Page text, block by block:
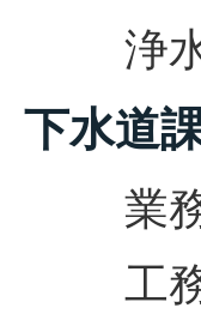
浄水
下水道
業務
工務